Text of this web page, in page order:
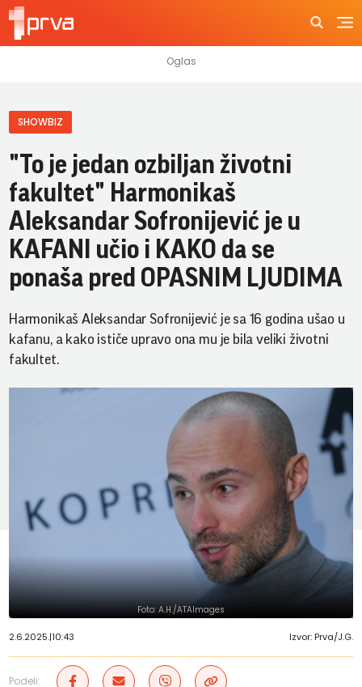
SHOWBIZ
"To je jedan ozbiljan životni
fakultet" Harmonikaš
Aleksandar Sofronijević je u
KAFANI učio i KAKO da se
ponaša pred OPASNIM LJUDIMA
Harmonikaš Aleksandar Sofronijević je sa 16 godina ušao u
kafanu, a kako ističe upravo ona mu je bila veliki životni
fakultet.
Foto: A.H./ATAImages
2.6.2025.|10:43 Izvor: Prva/J.G.
Podeli: